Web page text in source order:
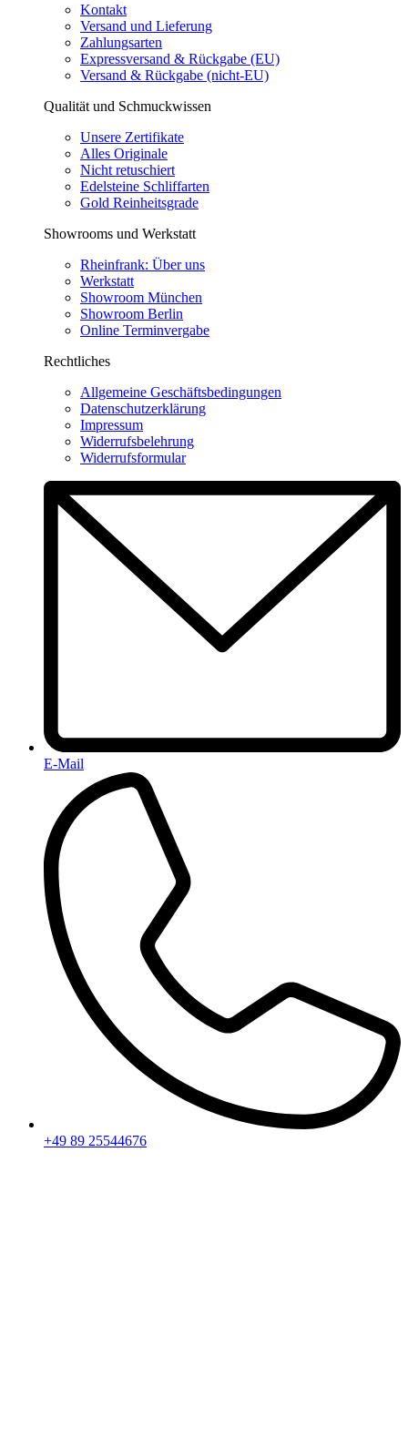
Kontakt
Versand und Lieferung
Zahlungsarten
Expressversand & Rückgabe (EU)
Versand & Rückgabe (nicht-EU)
Qualität und Schmuckwissen
Unsere Zertifikate
Alles Originale
Nicht retuschiert
Edelsteine Schliffarten
Gold Reinheitsgrade
Showrooms und Werkstatt
Rheinfrank: Über uns
Werkstatt
Showroom München
Showroom Berlin
Online Terminvergabe
Rechtliches
Allgemeine Geschäftsbedingungen
Datenschutzerklärung
Impressum
Widerrufsbelehrung
Widerrufsformular
E-Mail
+49 89 25544676